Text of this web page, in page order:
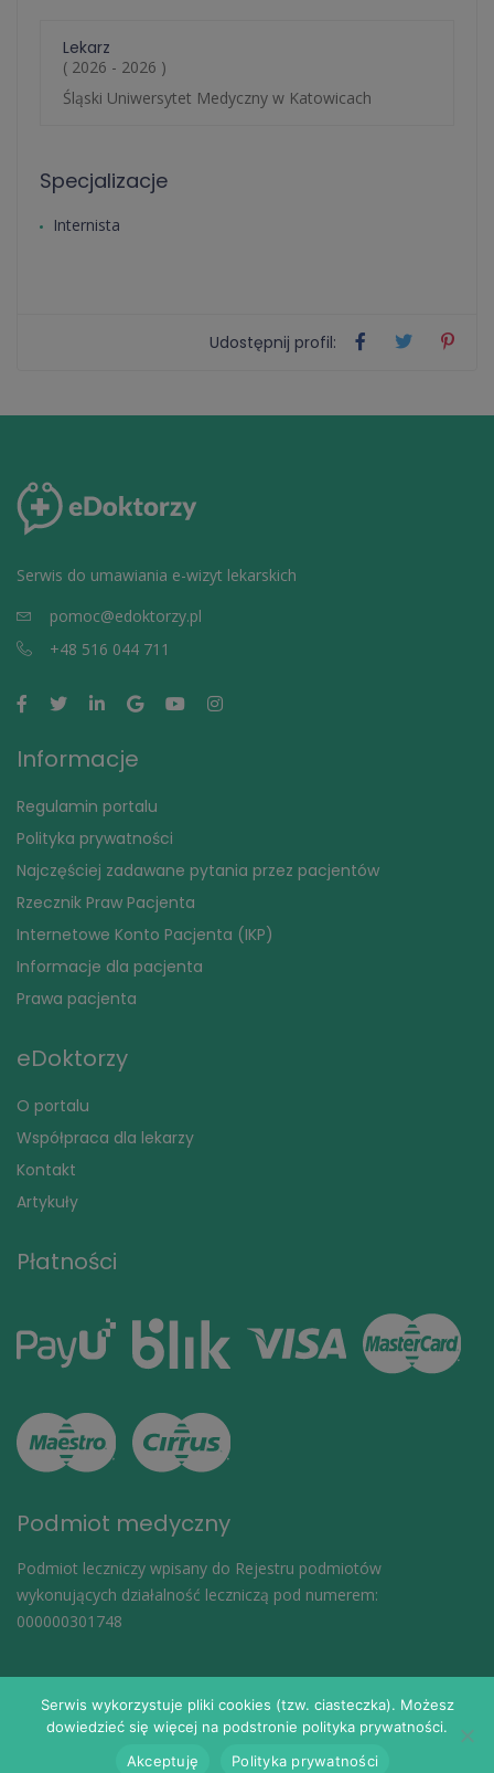
Lekarz
( 2026 - 2026 )
Śląski Uniwersytet Medyczny w Katowicach
Specjalizacje
Internista
Udostępnij profil:
Serwis do umawiania e-wizyt lekarskich
pomoc@edoktorzy.pl
+48 516 044 711
Informacje
Regulamin portalu
Polityka prywatności
Najczęściej zadawane pytania przez pacjentów
Rzecznik Praw Pacjenta
Internetowe Konto Pacjenta (IKP)
Informacje dla pacjenta
Prawa pacjenta
eDoktorzy
O portalu
Współpraca dla lekarzy
Kontakt
Artykuły
Płatności
Podmiot medyczny
Podmiot leczniczy wpisany do Rejestru podmiotów
wykonujących działalność leczniczą pod numerem:
000000301748
eDoktorzy.pl . Wszelkie prawa zastrzeżone.
Serwis wykorzystuje pliki cookies (tzw. ciasteczka). Możesz
dowiedzieć się więcej na podstronie polityka prywatności.
Akceptuję
Polityka prywatności